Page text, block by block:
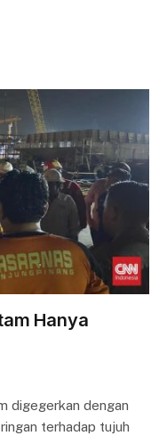
Hanya
digegerkan dengan
terhadap tujuh